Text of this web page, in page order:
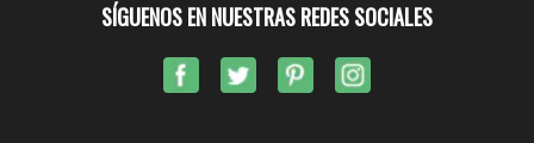
SÍGUENOS EN NUESTRAS REDES SOCIALES